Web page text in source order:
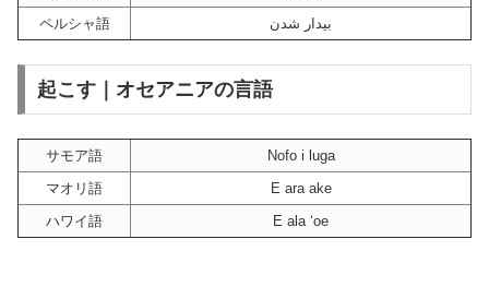
ペルシャ語
بیدار شدن
起こす｜オセアニアの言語
サモア語
Nofo i luga
マオリ語
E ara ake
ハワイ語
E ala ‘oe